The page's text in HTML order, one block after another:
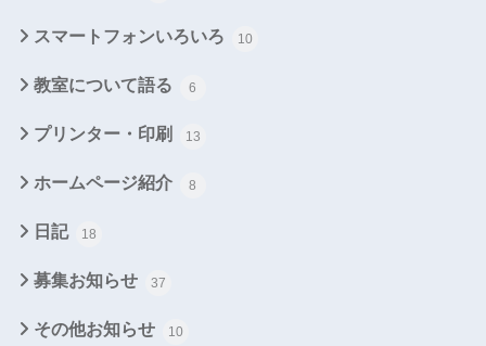
スマートフォンいろいろ 10
教室について語る 6
プリンター・印刷 13
ホームページ紹介 8
日記 18
募集お知らせ 37
その他お知らせ 10